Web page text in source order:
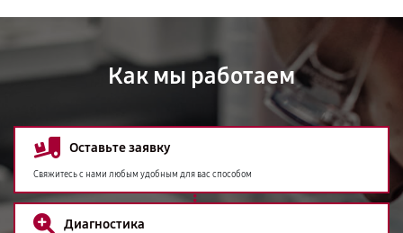
Как мы работаем
Оставьте заявку
Свяжитесь с нами любым удобным для вас способом
Диагностика